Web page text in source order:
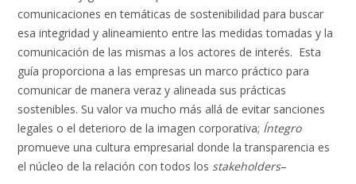
comunicaciones en temáticas de sostenibilidad para buscar
esa integridad y alineamiento entre las medidas tomadas y la
comunicación de las mismas a los actores de interés. Esta
guía proporciona a las empresas un marco práctico para
comunicar de manera veraz y alineada sus prácticas
sostenibles. Su valor va mucho más allá de evitar sanciones
legales o el deterioro de la imagen corporativa; Íntegro
promueve una cultura empresarial donde la transparencia es
el núcleo de la relación con todos los stakeholders–